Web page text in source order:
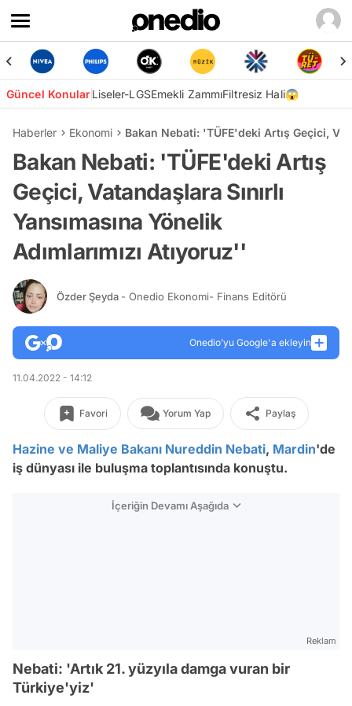
Güncel KonularLiseler-LGSEmekli ZammıFiltresiz Hali😱
Haberler Ekonomi Bakan Nebati: 'TÜFE'deki Artış Geçici,
Bakan Nebati: 'TÜFE'deki Artış
Geçici, Vatandaşlara Sınırlı
Yansımasına Yönelik
Adımlarımızı Atıyoruz''
Özder Şeyda - Onedio Ekonomi- Finans Editörü
Onedio’yu Google'a ekleyin
11.04.2022 - 14:12
Favori Yorum Yap Paylaş
Hazine ve Maliye Bakanı Nureddin Nebati, Mardin'de
iş dünyası ile buluşma toplantısında konuştu.
İçeriğin Devamı Aşağıda
Reklam
Nebati: 'Artık 21. yüzyıla damga vuran bir
Türkiye'yiz'